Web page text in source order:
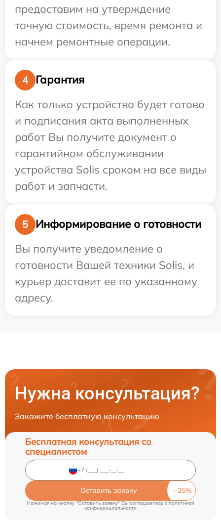
предоставим на утверждение
точную стоимость, время ремонта и
начнем ремонтные операции.
4
Гарантия
Как только устройство будет готово
и подписания акта выполненных
работ Вы получите документ о
гарантийном обслуживании
устройства Solis сроком на все виды
работ и запчасти.
5
Информирование о готовности
Вы получите уведомление о
готовности Вашей техники Solis, и
курьер доставит ее по указанному
адресу.
Нужна консультация?
Закажите бесплатную консультацию
Бесплатная консультация со
специалистом
Оставить заявку
Нажимая на кнопку "Оставить заявку" Вы соглашаетесь cполитикой
конфиденциальности